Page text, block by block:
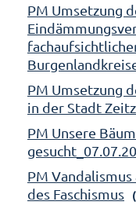
PM Umsetzung
PM Umsetzung
in der Stadt
PM Unsere
PM
des Faschismus